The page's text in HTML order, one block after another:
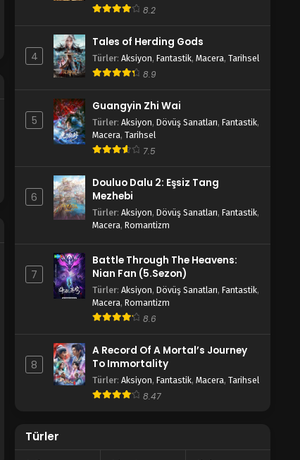
8.2
4
Tales of Herding Gods
Türler: Aksiyon, Fantastik, Macera, Tarihsel
8.9
5
Guangyin Zhi Wai
Türler: Aksiyon, Dövüş Sanatları, Fantastik,
Macera, Tarihsel
7.5
6
Douluo Dalu 2: Eşsiz Tang
Mezhebi
Türler: Aksiyon, Dövüş Sanatları, Fantastik,
Macera, Romantizm
7
Battle Through The Heavens:
Nian Fan (5.Sezon)
Türler: Aksiyon, Dövüş Sanatları, Fantastik,
Macera, Romantizm
8.6
8
A Record Of A Mortal’s Journey
To Immortality
Türler: Aksiyon, Fantastik, Macera, Tarihsel
8.47
Türler